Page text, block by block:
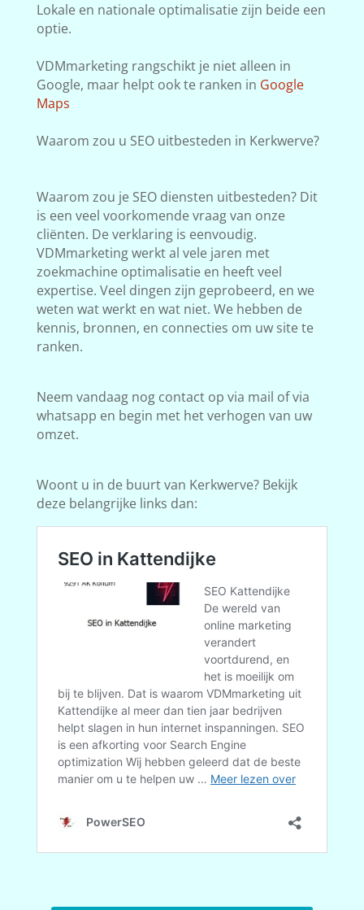
Lokale en nationale optimalisatie zijn beide een
optie.
VDMmarketing rangschikt je niet alleen in
Google, maar helpt ook te ranken in Google
Maps
Waarom zou u SEO uitbesteden in Kerkwerve?
Waarom zou je SEO diensten uitbesteden? Dit
is een veel voorkomende vraag van onze
cliënten. De verklaring is eenvoudig.
VDMmarketing werkt al vele jaren met
zoekmachine optimalisatie en heeft veel
expertise. Veel dingen zijn geprobeerd, en we
weten wat werkt en wat niet. We hebben de
kennis, bronnen, en connecties om uw site te
ranken.
Neem vandaag nog contact op via mail of via
whatsapp en begin met het verhogen van uw
omzet.
Woont u in de buurt van Kerkwerve? Bekijk
deze belangrijke links dan: